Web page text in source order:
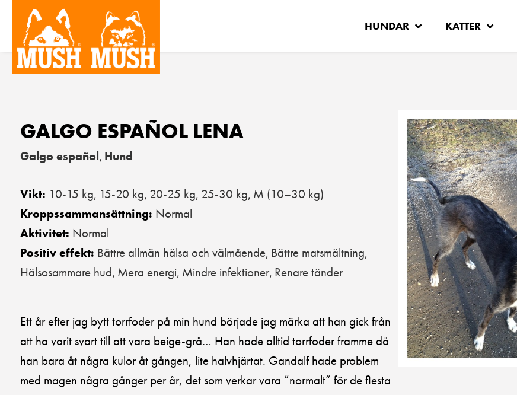
HUNDAR KATTER
GALGO ESPAÑOL LENA
Galgo español, Hund
Vikt: 10-15 kg, 15-20 kg, 20-25 kg, 25-30 kg, M (10–30 kg)
Kroppssammansättning: Normal
Aktivitet: Normal
Positiv effekt: Bättre allmän hälsa och välmående, Bättre matsmältning,
Hälsosammare hud, Mera energi, Mindre infektioner, Renare tänder
Ett år efter jag bytt torrfoder på min hund började jag märka att han gick från
att ha varit svart till att vara beige-grå… Han hade alltid torrfoder framme då
han bara åt några kulor åt gången, lite halvhjärtat. Gandalf hade problem
med magen några gånger per år, det som verkar vara ”normalt” för de flesta